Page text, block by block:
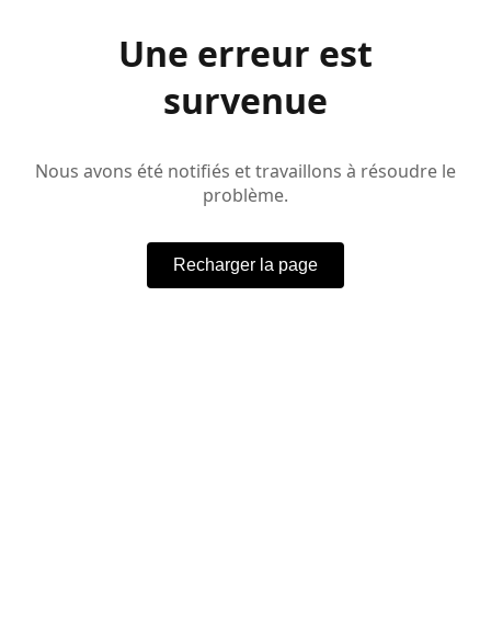
Une erreur est
survenue
Nous avons été notifiés et travaillons à résoudre le
problème.
Recharger la page